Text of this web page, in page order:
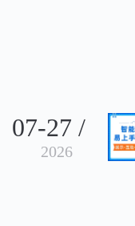
07-27 /
2026